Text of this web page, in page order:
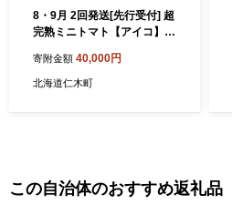
8・9月 2回発送[先行受付] 超
完熟ミニトマト【アイコ】2
農薬・除草剤不使用 サイズ
混載 トマト ミニトマト アイ
寄附金額 40,000円
北海道仁木町
この自治体のおすすめ返礼品